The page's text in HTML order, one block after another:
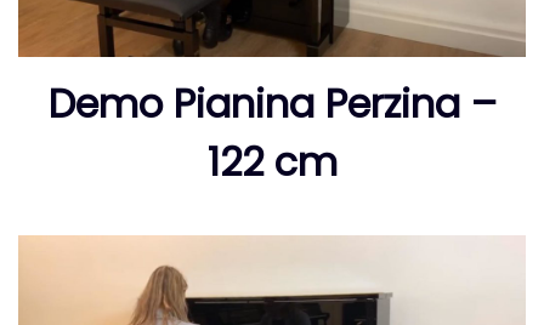
Demo Pianina Perzina –
122 cm